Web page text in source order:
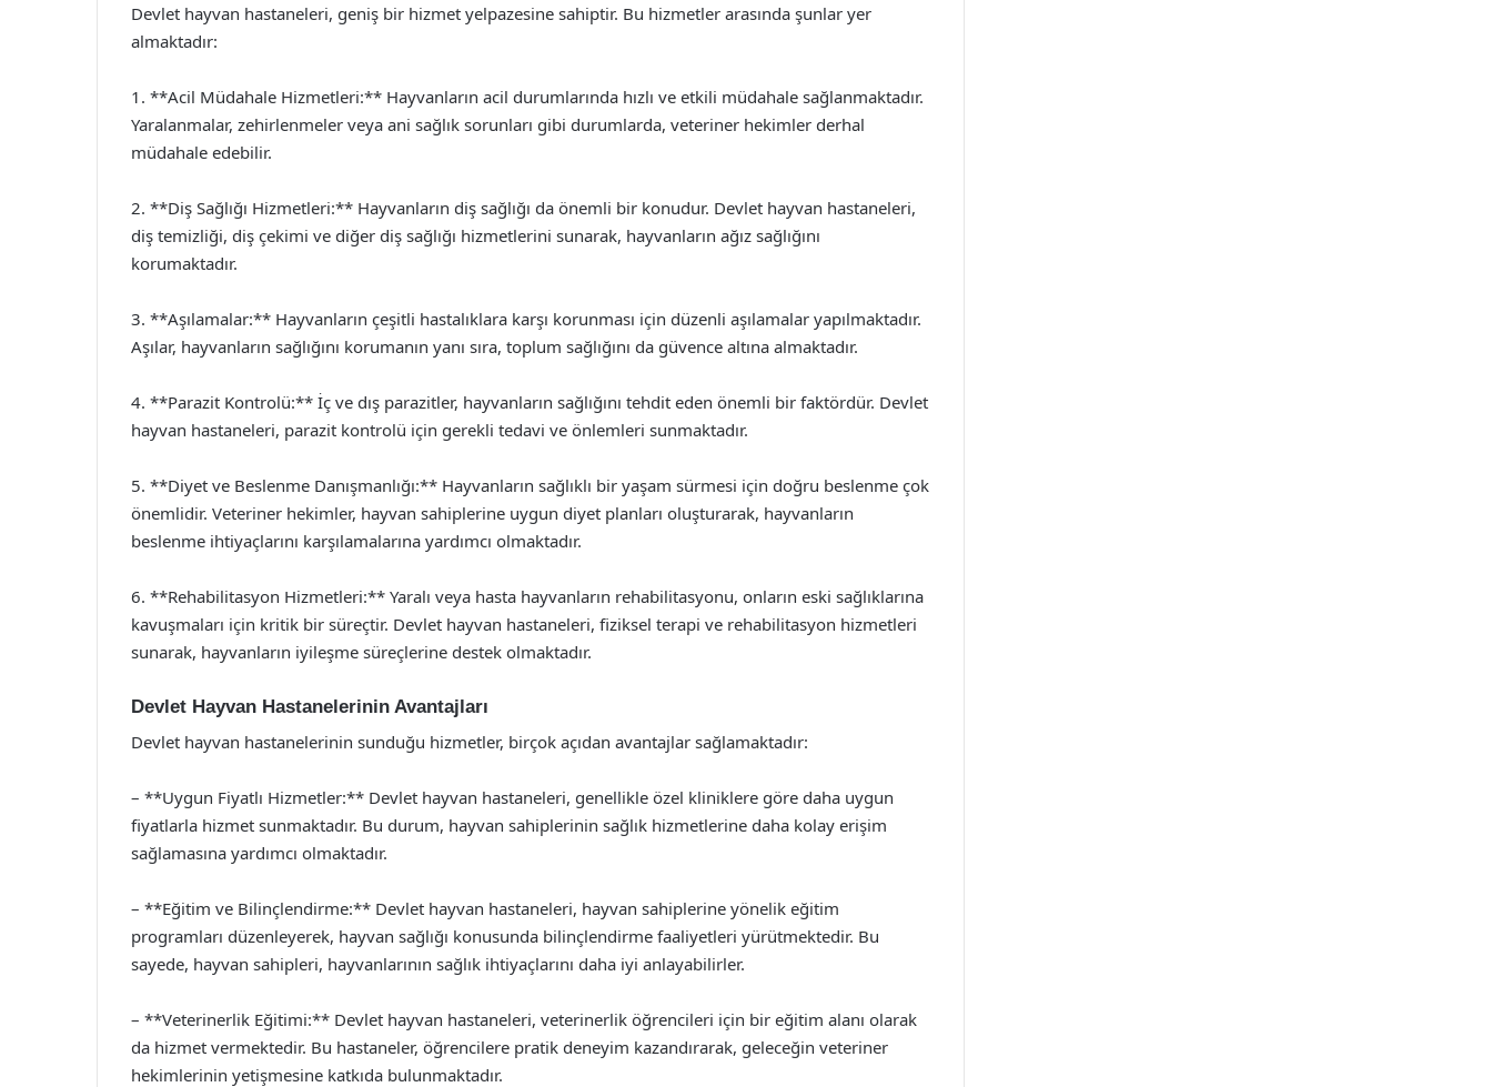
Devlet hayvan hastaneleri, geniş bir hizmet yelpazesine sahiptir. Bu hizmetler arasında şunlar yer
almaktadır:
1. **Acil Müdahale Hizmetleri:** Hayvanların acil durumlarında hızlı ve etkili müdahale sağlanmaktadır.
Yaralanmalar, zehirlenmeler veya ani sağlık sorunları gibi durumlarda, veteriner hekimler derhal
müdahale edebilir.
2. **Diş Sağlığı Hizmetleri:** Hayvanların diş sağlığı da önemli bir konudur. Devlet hayvan hastaneleri,
diş temizliği, diş çekimi ve diğer diş sağlığı hizmetlerini sunarak, hayvanların ağız sağlığını
korumaktadır.
3. **Aşılamalar:** Hayvanların çeşitli hastalıklara karşı korunması için düzenli aşılamalar yapılmaktadır.
Aşılar, hayvanların sağlığını korumanın yanı sıra, toplum sağlığını da güvence altına almaktadır.
4. **Parazit Kontrolü:** İç ve dış parazitler, hayvanların sağlığını tehdit eden önemli bir faktördür. Devlet
hayvan hastaneleri, parazit kontrolü için gerekli tedavi ve önlemleri sunmaktadır.
5. **Diyet ve Beslenme Danışmanlığı:** Hayvanların sağlıklı bir yaşam sürmesi için doğru beslenme çok
önemlidir. Veteriner hekimler, hayvan sahiplerine uygun diyet planları oluşturarak, hayvanların
beslenme ihtiyaçlarını karşılamalarına yardımcı olmaktadır.
6. **Rehabilitasyon Hizmetleri:** Yaralı veya hasta hayvanların rehabilitasyonu, onların eski sağlıklarına
kavuşmaları için kritik bir süreçtir. Devlet hayvan hastaneleri, fiziksel terapi ve rehabilitasyon hizmetleri
sunarak, hayvanların iyileşme süreçlerine destek olmaktadır.
Devlet Hayvan Hastanelerinin Avantajları
Devlet hayvan hastanelerinin sunduğu hizmetler, birçok açıdan avantajlar sağlamaktadır:
– **Uygun Fiyatlı Hizmetler:** Devlet hayvan hastaneleri, genellikle özel kliniklere göre daha uygun
fiyatlarla hizmet sunmaktadır. Bu durum, hayvan sahiplerinin sağlık hizmetlerine daha kolay erişim
sağlamasına yardımcı olmaktadır.
– **Eğitim ve Bilinçlendirme:** Devlet hayvan hastaneleri, hayvan sahiplerine yönelik eğitim
programları düzenleyerek, hayvan sağlığı konusunda bilinçlendirme faaliyetleri yürütmektedir. Bu
sayede, hayvan sahipleri, hayvanlarının sağlık ihtiyaçlarını daha iyi anlayabilirler.
– **Veterinerlik Eğitimi:** Devlet hayvan hastaneleri, veterinerlik öğrencileri için bir eğitim alanı olarak
da hizmet vermektedir. Bu hastaneler, öğrencilere pratik deneyim kazandırarak, geleceğin veteriner
hekimlerinin yetişmesine katkıda bulunmaktadır.